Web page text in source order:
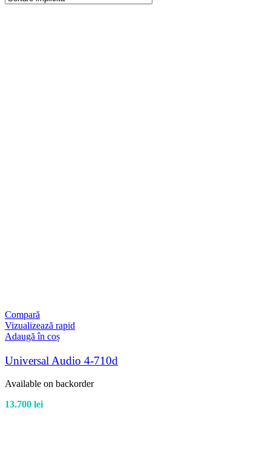
Compară
Vizualizează rapid
Adaugă în coș
Universal Audio 4-710d
Available on backorder
13.700 lei